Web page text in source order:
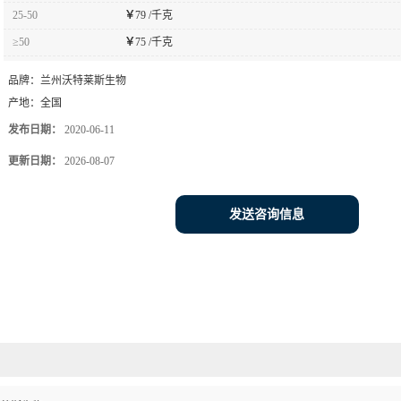
25-50 ￥79 /千克
≥50 ￥75 /千克
品牌： 兰州沃特莱斯生物
产地： 全国
发布日期： 2020-06-11
更新日期： 2026-08-07
发送咨询信息